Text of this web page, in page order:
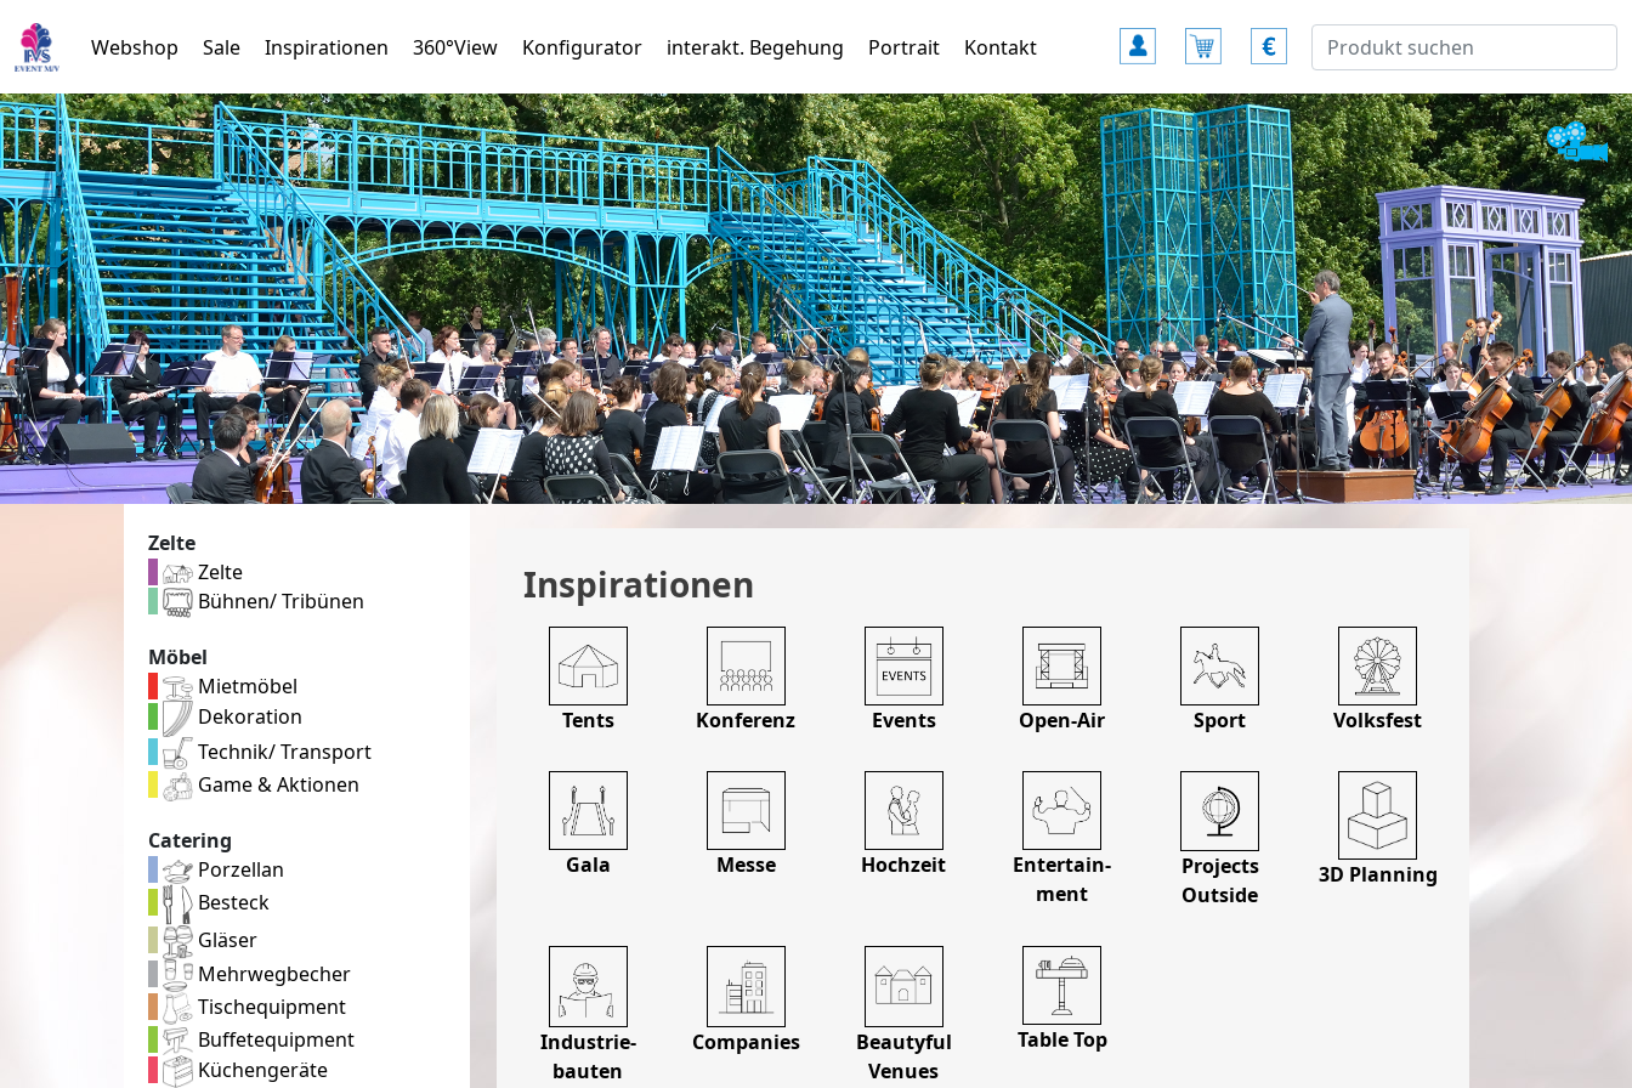
Webshop Sale Inspirationen 360°View Konfigurator interakt. Begehung Portrait Kontakt
Zelte
Zelte
Bühnen/ Tribünen
Möbel
Mietmöbel
Dekoration
Technik/ Transport
Game & Aktionen
Catering
Porzellan
Besteck
Gläser
Mehrwegbecher
Tischequipment
Buffetequipment
Küchengeräte
Inspirationen
Tents Konferenz Events Open-Air Sport Volksfest
Gala Messe Hochzeit
Entertain­
ment
Projects
Outside
3D Planning
Industrie­
bauten
Companies
Beautyful
Venues
Table Top